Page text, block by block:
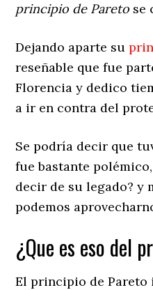
principio de Pareto se
Dejando aparte su
reseñable que fue
Florencia y dedico
a ir en contra del
Se podría decir que
fue bastante
decir de su legado? y
podemos
¿Que es eso del
El principio de Pareto